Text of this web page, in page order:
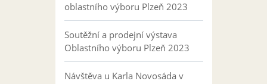
oblastního výboru Plzeň 2023
Soutěžní a prodejní výstava
Oblastního výboru Plzeň 2023
Návštěva u Karla Novosáda v